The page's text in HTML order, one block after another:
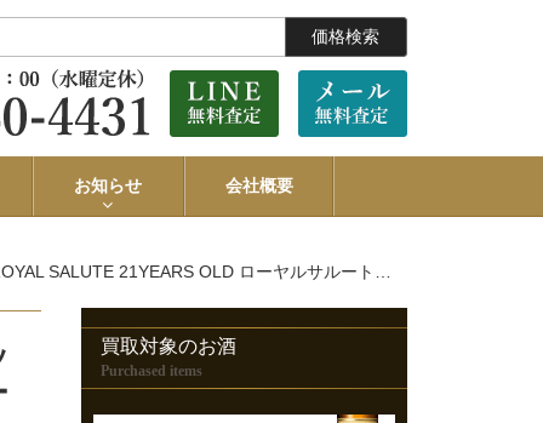
価格検索
お知らせ 会社概要
ローヤルサルートを3000円で買取させていただきました。
買取対象のお酒
Purchased items